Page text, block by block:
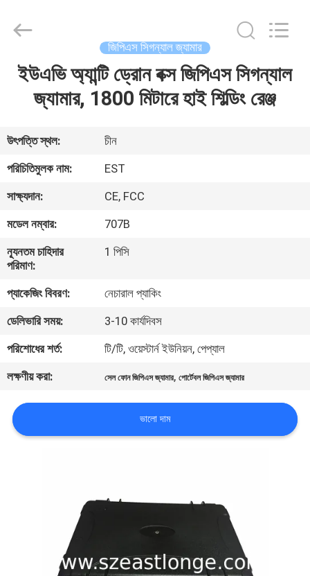
বাড়ি
ভিডিও
আমাদের
সম্পর্কে
ভ্রমণ
মান
নিয়ন্ত্রণ
যোগাযোগ
করুন
ELECTRONICS(HK)
CO.,LTD.
জিপিএস সিগন্যাল জ্যামার
ইউএভি অ্যান্টি ড্রোন বক্স জিপিএস সিগন্যাল
জ্যামার, 1800 মিটারে হাই শিল্ডিং রেঞ্জ
উৎপত্তি স্থল:
চীন
পরিচিতিমুলক নাম:
EST
সাক্ষ্যদান:
CE, FCC
মডেল নম্বার:
707B
ন্যূনতম চাহিদার
পরিমাণ:
1 পিসি
প্যাকেজিং বিবরণ:
নেচারাল প্যাকিং
ডেলিভারি সময়:
3-10 কার্যদিবস
পরিশোধের শর্ত:
টি/টি, ওয়েস্টার্ন ইউনিয়ন, পেপ্যাল
লক্ষণীয় করা:
সেল ফোন জিপিএস জ্যামার,পোর্টেবল জিপিএস জ্যামার
ভালো দাম